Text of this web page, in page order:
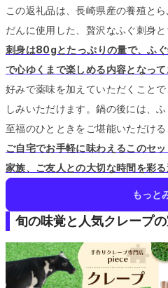
この返礼品は、長崎県産の養殖と
だんに使用した、贅沢なふぐ刺身と
刺身は80gとたっぷりの量で、ふ
で心ゆくまで楽しめる内容となっ
好みで薬味を加えていただくこと
しみいただけます。鍋の後には、ふ
至福のひとときをご堪能いただけ
ご自宅でお手軽に味わえるこのセ
家族、ご友人との大切な時間を彩る
もっと
旬の味覚と人気クレープ